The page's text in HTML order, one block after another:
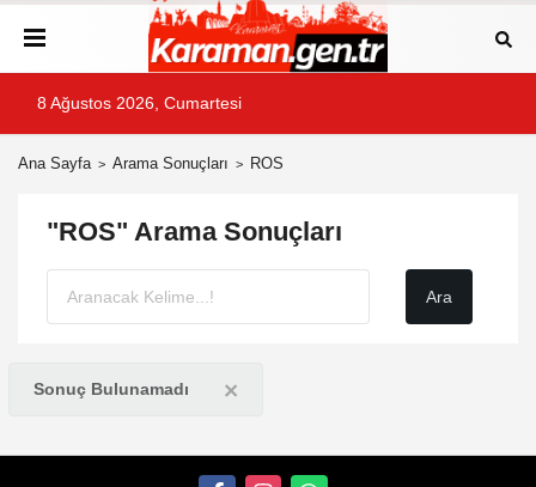
8 Ağustos 2026, Cumartesi
Ana Sayfa Arama Sonuçları ROS
"ROS" Arama Sonuçları
Sonuç Bulunamadı ×